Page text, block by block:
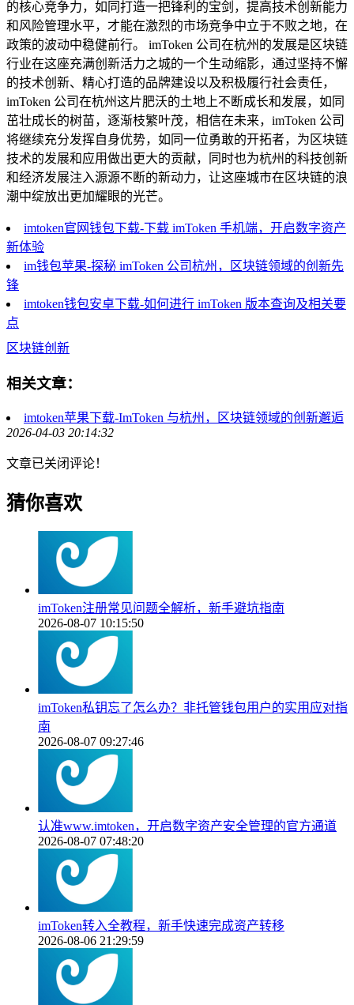
的核心竞争力，如同打造一把锋利的宝剑，提高技术创新能力
和风险管理水平，才能在激烈的市场竞争中立于不败之地，在
政策的波动中稳健前行。 imToken 公司在杭州的发展是区块链
行业在这座充满创新活力之城的一个生动缩影，通过坚持不懈
的技术创新、精心打造的品牌建设以及积极履行社会责任，
imToken 公司在杭州这片肥沃的土地上不断成长和发展，如同
茁壮成长的树苗，逐渐枝繁叶茂，相信在未来，imToken 公司
将继续充分发挥自身优势，如同一位勇敢的开拓者，为区块链
技术的发展和应用做出更大的贡献，同时也为杭州的科技创新
和经济发展注入源源不断的新动力，让这座城市在区块链的浪
潮中绽放出更加耀眼的光芒。
imtoken官网钱包下载-下载 imToken 手机端，开启数字资产
新体验
im钱包苹果-探秘 imToken 公司杭州，区块链领域的创新先
锋
imtoken钱包安卓下载-如何进行 imToken 版本查询及相关要
点
区块链创新
相关文章：
imtoken苹果下载-ImToken 与杭州，区块链领域的创新邂逅
2026-04-03 20:14:32
文章已关闭评论！
猜你喜欢
imToken注册常见问题全解析，新手避坑指南
2026-08-07 10:15:50
imToken私钥忘了怎么办？非托管钱包用户的实用应对指
南
2026-08-07 09:27:46
认准www.imtoken，开启数字资产安全管理的官方通道
2026-08-07 07:48:20
imToken转入全教程，新手快速完成资产转移
2026-08-06 21:29:59